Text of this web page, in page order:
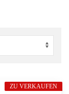
ZU VERKAUFEN